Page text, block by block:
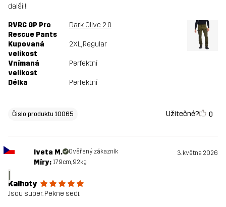
další!!!
RVRC GP Pro
Rescue Pants
Dark Olive 2.0
Kupovaná
velikost
2XL, Regular
Vnímaná
velikost
Perfektní
Délka Perfektní
Čislo produktu 10065 Užitečné? 0
I
Iveta M. Ověřený zákazník 3. května 2026
Míry: 179cm, 92kg
Kalhoty
Jsou super. Pekne sedi.